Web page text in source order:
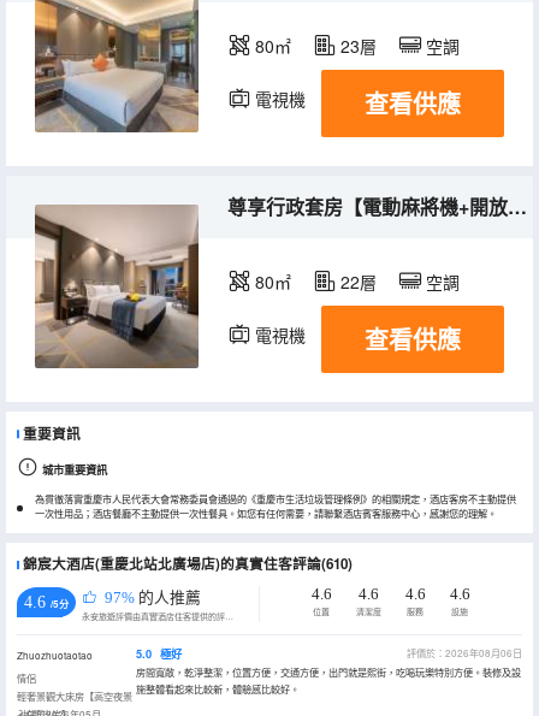
80㎡ 23層 空調
電視機 查看供應
尊享行政套房【電動麻將機+開放廚房】
80㎡ 22層 空調
電視機 查看供應
重要資訊
城市重要資訊
為貫徹落實重慶市人民代表大會常務委員會通過的《重慶市生活垃圾管理條例》的相關規定，酒店客房不主動提供
一次性用品；酒店餐廳不主動提供一次性餐具。如您有任何需要，請聯繫酒店賓客服務中心，感謝您的理解。
錦宸大酒店(重慶北站北廣場店)的真實住客評論(610)
4.6 /5分 97% 的人推薦
永安旅遊評價由真實酒店住客提供的評價。
4.6
位置
4.6
清潔度
4.6
服務
4.6
設施
Zhuozhuotaotao
情侶
輕奢景觀大床房【高空夜景
5.0 極好
評價於：2026年08月06日
房間寬敞，乾淨整潔，位置方便，交通方便，出門就是熙街，吃喝玩樂特別方便。裝修及設
施整體看起來比較新，體驗感比較好。